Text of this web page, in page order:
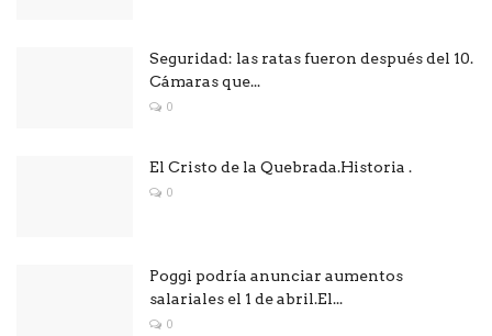
Seguridad: las ratas fueron después del 10.
Cámaras que...
0
El Cristo de la Quebrada.Historia .
0
Poggi podría anunciar aumentos
salariales el 1 de abril.El...
0